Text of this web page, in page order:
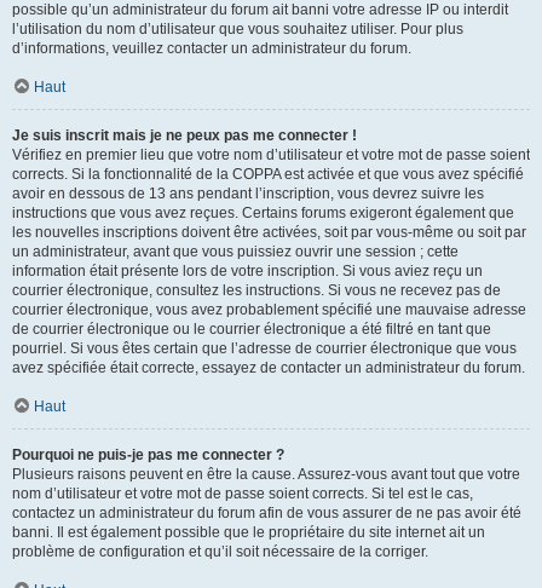
possible qu’un administrateur du forum ait banni votre adresse IP ou interdit
l’utilisation du nom d’utilisateur que vous souhaitez utiliser. Pour plus
d’informations, veuillez contacter un administrateur du forum.
Haut
Je suis inscrit mais je ne peux pas me connecter !
Vérifiez en premier lieu que votre nom d’utilisateur et votre mot de passe soient
corrects. Si la fonctionnalité de la COPPA est activée et que vous avez spécifié
avoir en dessous de 13 ans pendant l’inscription, vous devrez suivre les
instructions que vous avez reçues. Certains forums exigeront également que
les nouvelles inscriptions doivent être activées, soit par vous-même ou soit par
un administrateur, avant que vous puissiez ouvrir une session ; cette
information était présente lors de votre inscription. Si vous aviez reçu un
courrier électronique, consultez les instructions. Si vous ne recevez pas de
courrier électronique, vous avez probablement spécifié une mauvaise adresse
de courrier électronique ou le courrier électronique a été filtré en tant que
pourriel. Si vous êtes certain que l’adresse de courrier électronique que vous
avez spécifiée était correcte, essayez de contacter un administrateur du forum.
Haut
Pourquoi ne puis-je pas me connecter ?
Plusieurs raisons peuvent en être la cause. Assurez-vous avant tout que votre
nom d’utilisateur et votre mot de passe soient corrects. Si tel est le cas,
contactez un administrateur du forum afin de vous assurer de ne pas avoir été
banni. Il est également possible que le propriétaire du site internet ait un
problème de configuration et qu’il soit nécessaire de la corriger.